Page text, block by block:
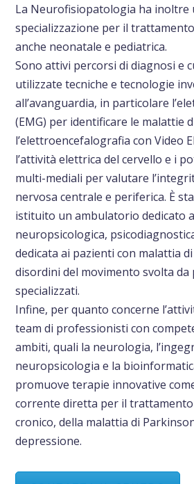
La Neurofisiopatologia ha inoltre
specializzazione per il trattamento
anche neonatale e pediatrica.
Sono attivi percorsi di diagnosi e
utilizzate tecniche e tecnologie
all’avanguardia, in particolare
(EMG) per identificare le malattie
l’elettroencefalografia con Video
l’attività elettrica del cervello e i
multi-mediali per valutare
nervosa centrale e periferica. È
istituito un ambulatorio dedicato
neuropsicologica,
dedicata ai pazienti con malattia
disordini del movimento svolta da
specializzati.
Infine, per quanto concerne
team di professionisti con
ambiti, quali la neurologia,
neuropsicologia e la
promuove terapie innovative
corrente diretta per il trattamento
cronico, della malattia di
depressione.